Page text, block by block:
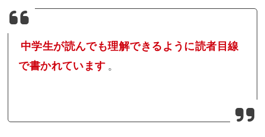
中学生が読んでも理解できるように読者目線
で書かれています 。